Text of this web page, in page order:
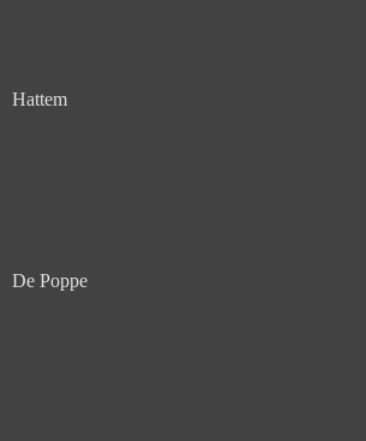
Hattem
De Poppe